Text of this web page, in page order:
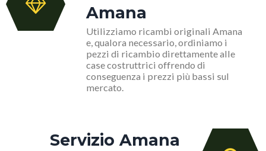
Amana
Utilizziamo ricambi originali Amana
e, qualora necessario, ordiniamo i
pezzi di ricambio direttamente alle
case costruttrici offrendo di
conseguenza i prezzi più bassi sul
mercato.
Servizio Amana